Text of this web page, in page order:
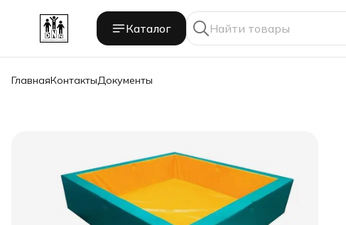
Каталог
ГлавнаяКонтактыДокументы